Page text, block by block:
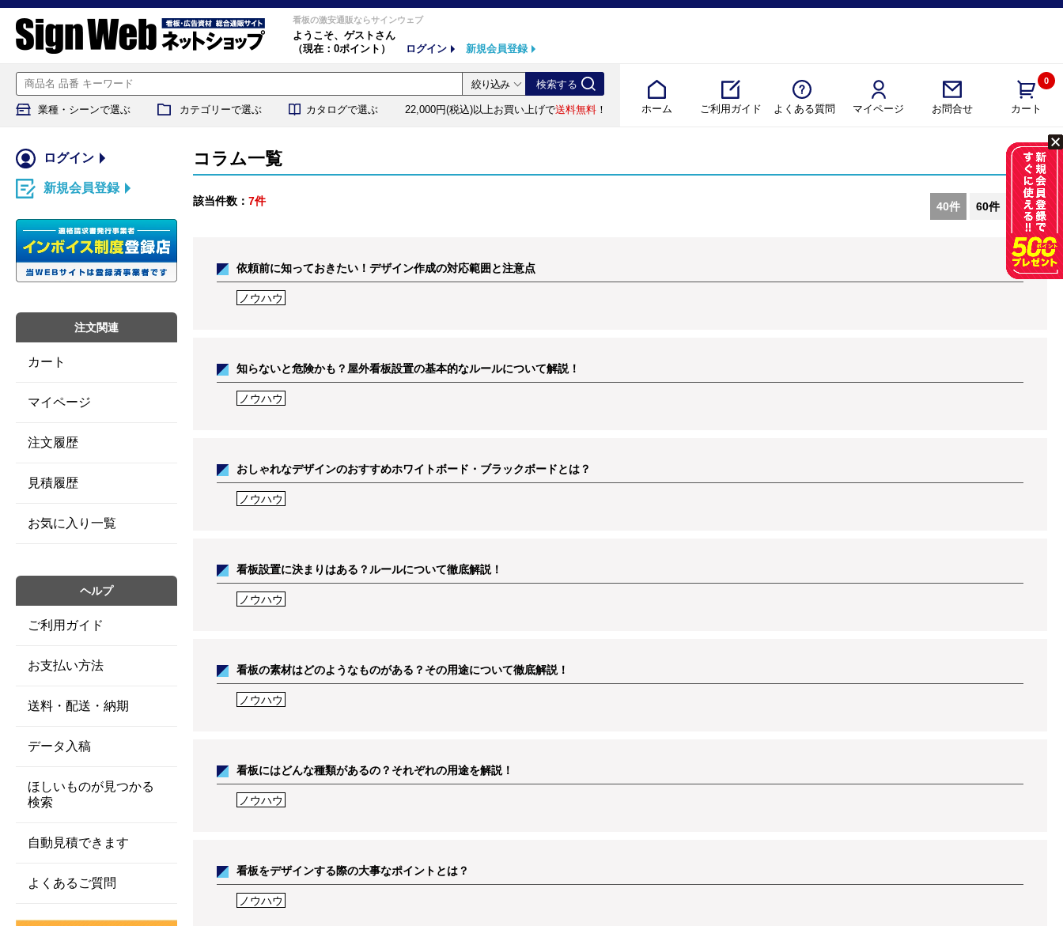
看板の激安通販ならサインウェブ
ようこそ、 ゲストさん
（現在：0ポイント）
ログイン 新規会員登録
ホーム ご利用ガイド よくある質問 マイページ お問合せ カート
0
業種・シーンで選ぶ カテゴリーで選ぶ カタログで選ぶ 22,000円(税込)以上お買い上げで送料無料 ！
コラム一覧
該当件数： 7件 40件 60件 80件
依頼前に知っておきたい！デザイン作成の対応範囲と注意点
ノウハウ
知らないと危険かも？屋外看板設置の基本的なルールについて解説！
ノウハウ
おしゃれなデザインのおすすめホワイトボード・ブラックボードとは？
ノウハウ
看板設置に決まりはある？ルールについて徹底解説！
ノウハウ
看板の素材はどのようなものがある？その用途について徹底解説！
ノウハウ
看板にはどんな種類があるの？それぞれの用途を解説！
ノウハウ
看板をデザインする際の大事なポイントとは？
ノウハウ
ログイン
新規会員登録
注文関連
カート
マイページ
注文履歴
見積履歴
お気に入り一覧
ヘルプ
ご利用ガイド
お支払い方法
送料・配送・納期
データ入稿
ほしいものが見つかる
検索
自動見積できます
よくあるご質問